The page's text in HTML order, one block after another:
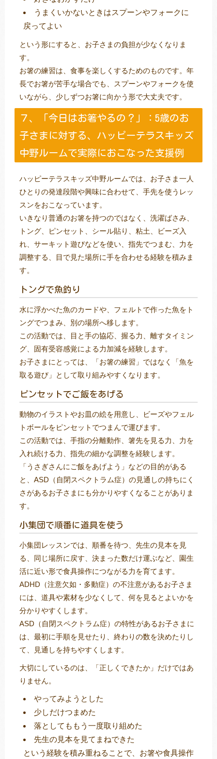
うまくいかないときはスプーンやフォークに
戻ってよい
という形にすると、お子さまの負担が少なくなりま
す。
お箸の練習は、食事を楽しくするためのものです。年
長でお箸が苦手な場合でも、スプーンやフォークを使
いながら、少しずつお箸に向かう形で大丈夫です。
７、「今日はお箸やるの？」：5歳のお
子さまに対する、ハッピーテラスキッズ
中野ルームで実際におこなった支援例
ハッピーテラスキッズ中野ルームでは、お子さま一人
ひとりの発達段階や興味に合わせて、手先を使うレッ
スンをおこなっています。
いきなり普通のお箸を持つのではなく、洗濯ばさみ、
トング、ピンセット、シール貼り、粘土、ビーズ入
れ、サーキット遊びなどを使い、指先でつまむ、力を
調整する、目で見た場所に手を合わせる経験を積みま
す。
トングで魚釣り
水に浮かべた魚のカードや、フェルトで作った魚をト
ングでつまみ、別の場所へ移します。
この活動では、目と手の協応、握る力、離すタイミン
グ、固有受容感覚による力加減を経験します。
お子さまにとっては、「お箸の練習」ではなく「魚を
取る遊び」として取り組みやすくなります。
ピンセットでご飯をあげる
動物のイラストやお皿の絵を用意し、ビーズやフェル
トボールをピンセットでつまんで運びます。
この活動では、手指の分離動作、箸先を見る力、力を
入れ続ける力、指先の細かな調整を経験します。
「うさぎさんにご飯をあげよう」などの目的がある
と、ASD（自閉スペクトラム症）の見通しの持ちにく
さがあるお子さまにも分かりやすくなることがありま
す。
小集団で順番に道具を使う
小集団レッスンでは、順番を待つ、先生の見本を見
る、同じ場所に戻す、決まった数だけ運ぶなど、園生
活に近い形で食具操作につながる力を育てます。
ADHD（注意欠如・多動症）の不注意があるお子さま
には、道具や素材を少なくして、何を見るとよいかを
分かりやすくします。
ASD（自閉スペクトラム症）の特性があるお子さまに
は、最初に手順を見せたり、終わりの数を決めたりし
て、見通しを持ちやすくします。
大切にしているのは、「正しくできたか」だけではあ
りません。
やってみようとした
少しだけつまめた
落としてももう一度取り組めた
先生の見本を見てまねできた
という経験を積み重ねることで、お箸や食具操作